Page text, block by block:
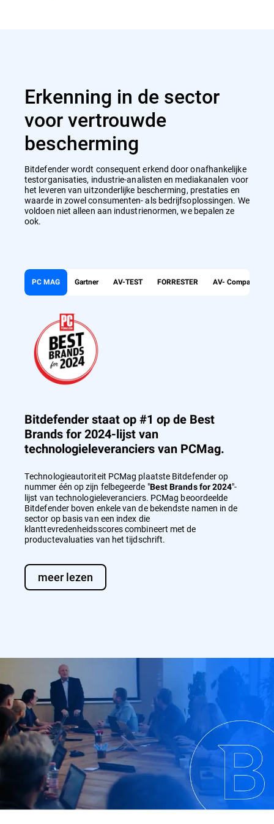
Erkenning in de sector
voor vertrouwde
bescherming
Bitdefender wordt consequent erkend door onafhankelijke
testorganisaties, industrie-analisten en mediakanalen voor
het leveren van uitzonderlijke bescherming, prestaties en
waarde in zowel consumenten- als bedrijfsoplossingen. We
voldoen niet alleen aan industrienormen, we bepalen ze
ook.
PC MAG Gartner AV-TEST FORRESTER AV- Comparatives
Bitdefender staat op #1 op de Best
Brands for 2024-lijst van
technologieleveranciers van PCMag.
Technologieautoriteit PCMag plaatste Bitdefender op
nummer één op zijn felbegeerde "Best Brands for 2024"-
lijst van technologieleveranciers. PCMag beoordeelde
Bitdefender boven enkele van de bekendste namen in de
sector op basis van een index die
klanttevredenheidsscores combineert met de
productevaluaties van het tijdschrift.
meer lezen